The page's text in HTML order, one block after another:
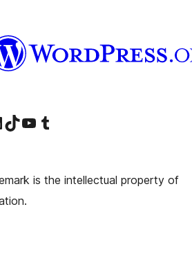
기틱톡 계정 방문하기유튜브 채널 방문하기 텀블러 계정 방문하기
is the intellectual property of